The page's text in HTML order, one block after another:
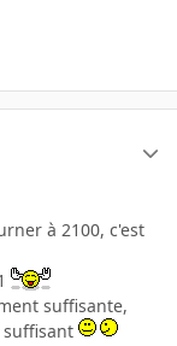
à 2100, c'est
suffisante,
suffisant